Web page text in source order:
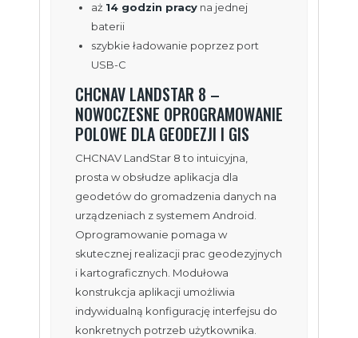
aż 14 godzin pracyna jednej
baterii
szybkie ładowanie poprzez port
USB-C
CHCNAV LANDSTAR 8 –
NOWOCZESNE OPROGRAMOWANIE
POLOWE DLA GEODEZJI I GIS
CHCNAV LandStar 8 to intuicyjna,
prosta w obsłudze aplikacja dla
geodetów do gromadzenia danych na
urządzeniach z systemem Android.
Oprogramowanie pomaga w
skutecznej realizacji prac geodezyjnych
i kartograficznych. Modułowa
konstrukcja aplikacji umożliwia
indywidualną konfigurację interfejsu do
konkretnych potrzeb użytkownika.